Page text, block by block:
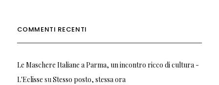
COMMENTI RECENTI
Le Maschere Italiane a Parma, un incontro ricco di cultura -
L'Eclisse suStesso posto, stessa ora